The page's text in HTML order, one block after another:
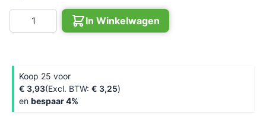
Aantal
In Winkelwagen
Koop 25 voor
€ 3,93
€ 3,25
en bespaar4%